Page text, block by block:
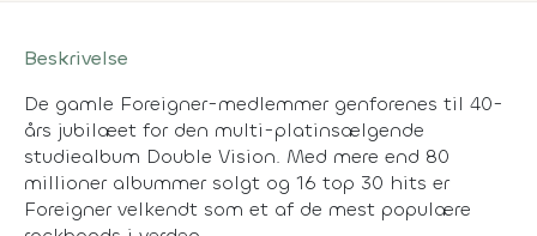
Beskrivelse
De gamle Foreigner-medlemmer genforenes til 40-
års jubilæet for den multi-platinsælgende
studiealbum Double Vision. Med mere end 80
millioner albummer solgt og 16 top 30 hits er
Foreigner velkendt som et af de mest populære